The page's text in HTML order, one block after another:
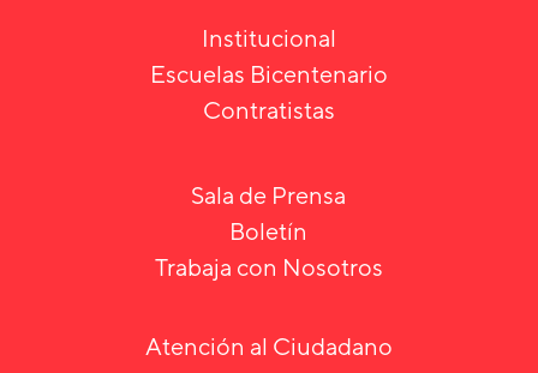
Institucional
Escuelas Bicentenario
Contratistas
Sala de Prensa
Boletín
Trabaja con Nosotros
Atención al Ciudadano